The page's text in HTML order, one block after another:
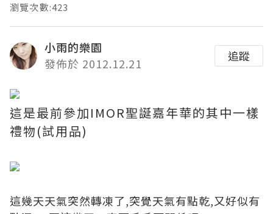
瀏覽次數:423
小雨的樂園
發佈於 2012.12.21
追蹤
這是最前參加IMOR聖誕嘉年華的其中一樣
禮物(試用品)
這幾天天氣突然轉凍了,突覺天氣有點乾,又好似有